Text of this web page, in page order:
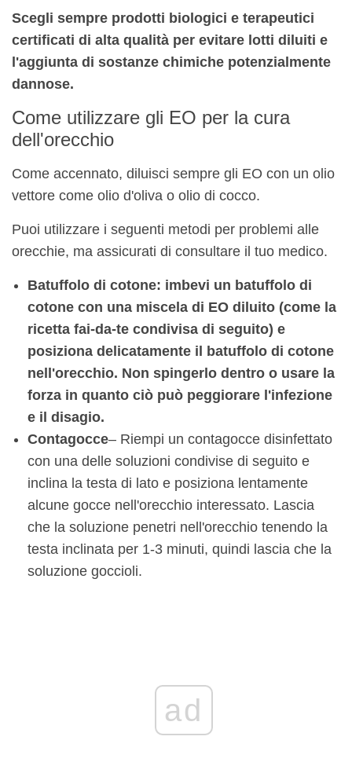
Scegli sempre prodotti biologici e terapeutici
certificati di alta qualità per evitare lotti diluiti e
l'aggiunta di sostanze chimiche potenzialmente
dannose.
Come utilizzare gli EO per la cura
dell'orecchio
Come accennato, diluisci sempre gli EO con un olio
vettore come olio d'oliva o olio di cocco.
Puoi utilizzare i seguenti metodi per problemi alle
orecchie, ma assicurati di consultare il tuo medico.
Batuffolo di cotone: imbevi un batuffolo di
cotone con una miscela di EO diluito (come la
ricetta fai-da-te condivisa di seguito) e
posiziona delicatamente il batuffolo di cotone
nell'orecchio. Non spingerlo dentro o usare la
forza in quanto ciò può peggiorare l'infezione
e il disagio.
Contagocce– Riempi un contagocce disinfettato
con una delle soluzioni condivise di seguito e
inclina la testa di lato e posiziona lentamente
alcune gocce nell'orecchio interessato. Lascia
che la soluzione penetri nell'orecchio tenendo la
testa inclinata per 1-3 minuti, quindi lascia che la
soluzione goccioli.
ad